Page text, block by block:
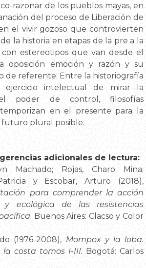
razonar de los pueblos mayas, en
del proceso de Liberación de
el vivir gozoso que controvierten
la historia en etapas de la pre a la
estereotipos que van desde el
oposición emoción y razón y su
de referente. Entre la historiografía
intelectual de mirar la
poder de control, filosofías
en el presente para la
plural posible.
adicionales de lectura:
Machado; Rojas, Charo Mina;
y Escobar, Arturo (2018),
para comprender la acción
y ecológica de las resistencias
. Buenos Aires: Clacso y Color
(1976-2008), Mompox y la loba.
costa tomos I-III. Bogotá: Carlos